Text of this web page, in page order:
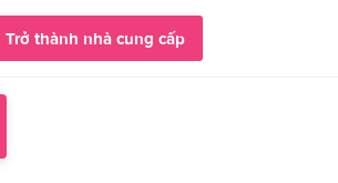
Trở thành nhà cung cấp